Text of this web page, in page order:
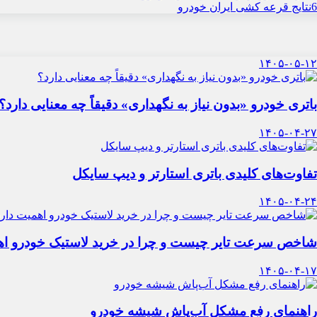
6نتایج قرعه کشی ایران خودرو
۱۴۰۵-۰۵-۱۲
باتری خودرو «بدون نیاز به نگهداری» دقیقاً چه معنایی دارد؟
۱۴۰۵-۰۴-۲۷
تفاوت‌های کلیدی باتری استارتر و دیپ سایکل
۱۴۰۵-۰۴-۲۴
شاخص سرعت تایر چیست و چرا در خرید لاستیک خودرو
۱۴۰۵-۰۴-۱۷
راهنمای رفع مشکل آب‌پاش شیشه خودرو